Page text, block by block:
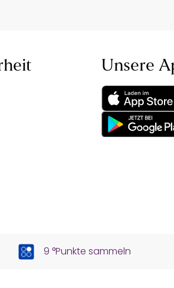
Unsere
9 °Punkte sammeln